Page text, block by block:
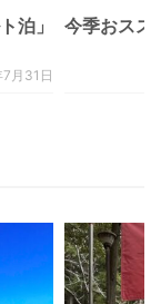
泊」
月31日
今季おスス